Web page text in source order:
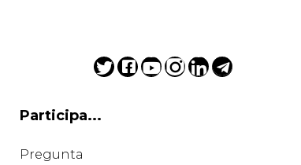
Participa...
Pregunta